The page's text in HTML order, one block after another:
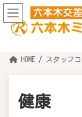
コ
ン
テ
ナ
ビ
ゲ
HOME スタッフ
健康